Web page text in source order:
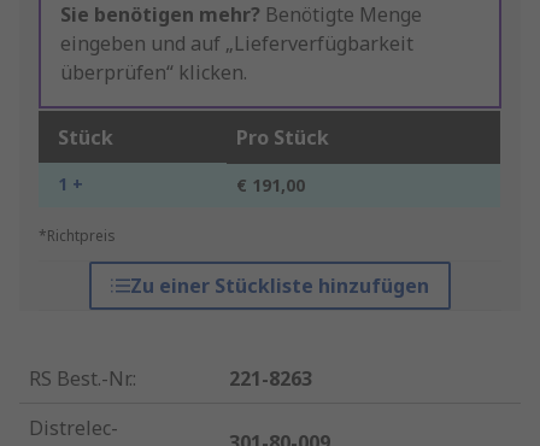
Sie benötigen mehr? Benötigte Menge
eingeben und auf „Lieferverfügbarkeit
überprüfen“ klicken.
Stück Pro Stück
1 + € 191,00
*Richtpreis
Zu einer Stückliste hinzufügen
RS Best.-Nr.:
221-8263
Distrelec-